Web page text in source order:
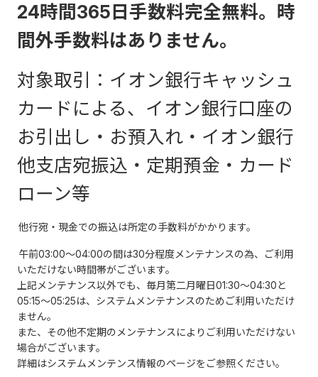
24時間365日手数料完全無料。時
間外手数料はありません。
対象取引：イオン銀行キャッシュ
カードによる、イオン銀行口座の
お引出し・お預入れ・イオン銀行
他支店宛振込・定期預金・カード
ローン等
他行宛・現金での振込は所定の手数料がかかります。
午前03:00～04:00の間は30分程度メンテナンスの為、ご利用
いただけない時間帯がございます。
上記メンテナンス以外でも、毎月第二月曜日01:30～04:30と
05:15～05:25は、システムメンテナンスのためご利用いただけ
ません。
また、その他不定期のメンテナンスによりご利用いただけない
場合がございます。
詳細はシステムメンテンス情報のページをご参照ください。